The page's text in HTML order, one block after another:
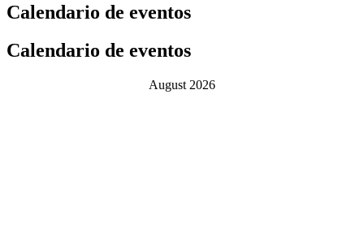
Calendario de eventos
Calendario de eventos
August 2026